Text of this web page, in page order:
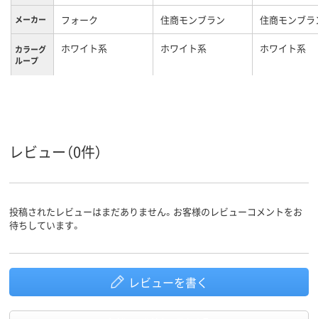
メーカー フォーク 住商モンブラン 住商モンブラ
カラーグ
ループ
ホワイト系 ホワイト系 ホワイト系
レビュー（0件）
投稿されたレビューはまだありません。お客様のレビューコメントをお
待ちしています。
レビューを書く